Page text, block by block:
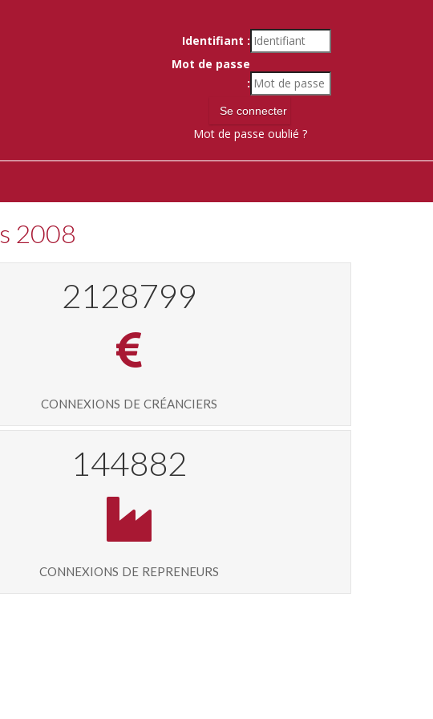
Identifiant :
Mot de passe
:
Mot de passe oublié ?
2008
2316176
connexions de créanciers
157524
connexions de repreneurs